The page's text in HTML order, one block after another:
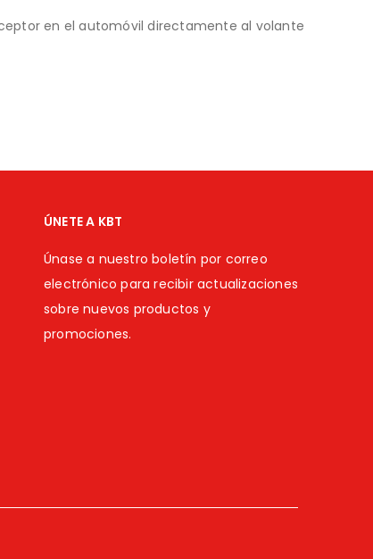
en el automóvil directamente al volante
ÚNETE A KBT
Únase a nuestro boletín por correo
electrónico para recibir actualizaciones
sobre nuevos productos y
promociones.